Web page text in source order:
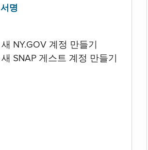
서명
새 NY.GOV 계정 만들기
새 SNAP 게스트 계정 만들기